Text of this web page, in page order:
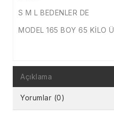
S M L BEDENLER DE
MODEL 165 BOY 65 KİLO
Açıklama
Yorumlar (0)